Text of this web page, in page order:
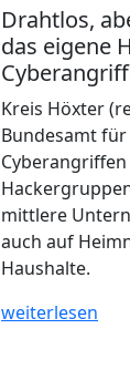
Drahtlos,
das eigene
Kreis Höxter
Bundesamt
mittlere
auch auf
Haushalte.
weiterlesen